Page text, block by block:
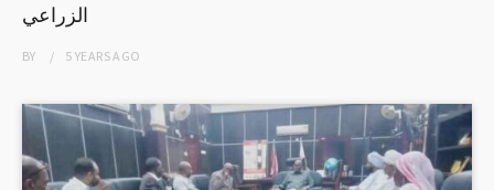
الزراعي
BY 5 YEARSAGO